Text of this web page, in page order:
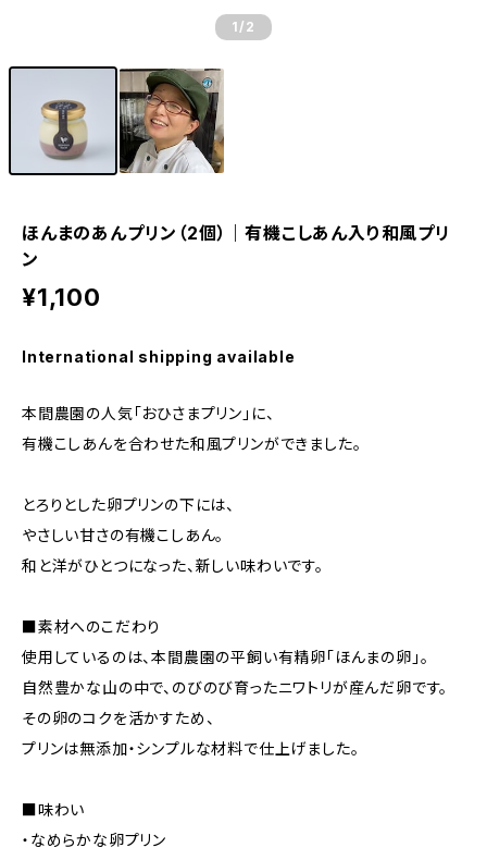
1 /2
ほんまのあんプリン（2個）｜有機こしあん入り和風プリ
ン
¥1,100
International shipping available
本間農園の人気「おひさまプリン」に、
有機こしあんを合わせた和風プリンができました。
とろりとした卵プリンの下には、
やさしい甘さの有機こしあん。
和と洋がひとつになった、新しい味わいです。
■素材へのこだわり
使用しているのは、本間農園の平飼い有精卵「ほんまの卵」。
自然豊かな山の中で、のびのび育ったニワトリが産んだ卵です。
その卵のコクを活かすため、
プリンは無添加・シンプルな材料で仕上げました。
■味わい
・なめらかな卵プリン